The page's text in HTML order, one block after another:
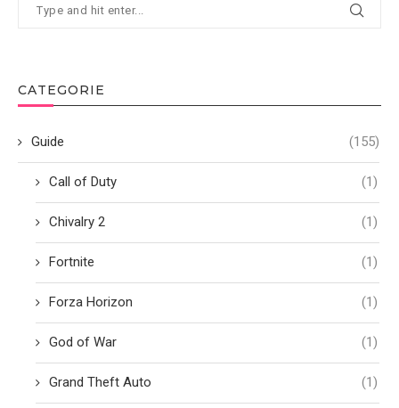
CATEGORIE
Guide (155)
Call of Duty (1)
Chivalry 2 (1)
Fortnite (1)
Forza Horizon (1)
God of War (1)
Grand Theft Auto (1)